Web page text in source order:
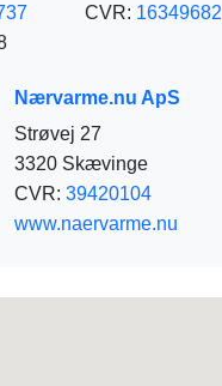
CVR: 16349682
Nærvarme.nu ApS
Strøvej 27
3320 Skævinge
CVR: 39420104
www.naervarme.nu